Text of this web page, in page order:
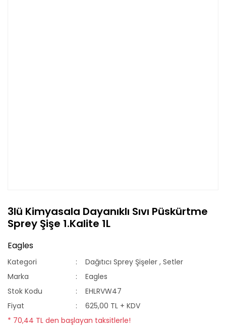
3lü Kimyasala Dayanıklı Sıvı Püskürtme
Sprey Şişe 1.Kalite 1L
Eagles
Kategori Dağıtıcı Sprey Şişeler ,Setler
Marka
Eagles
Stok Kodu
EHLRVW47
Fiyat
625,00 TL + KDV
* 70,44 TL den başlayan taksitlerle!